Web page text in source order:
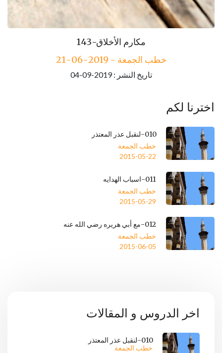
143-مكارم الأخلاق
خطب الجمعة - 2019-06-21
تاريخ النشر : 2019-09-04
اخترنا لكم
010-لنقبل عذر المعتذر
خطب الجمعة
2015-05-22
011-اسباب الهدايه
خطب الجمعة
2015-05-29
012-مع أبي هريره رضي الله عنه
خطب الجمعة
2015-06-05
اخر الدروس و المقالات
010-لنقبل عذر المعتذر
خطب الجمعة